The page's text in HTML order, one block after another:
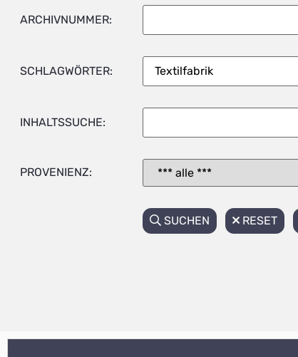
ARCHIVNUMMER:
SCHLAGWÖRTER:
INHALTSSUCHE:
PROVENIENZ:
SUCHEN RESET